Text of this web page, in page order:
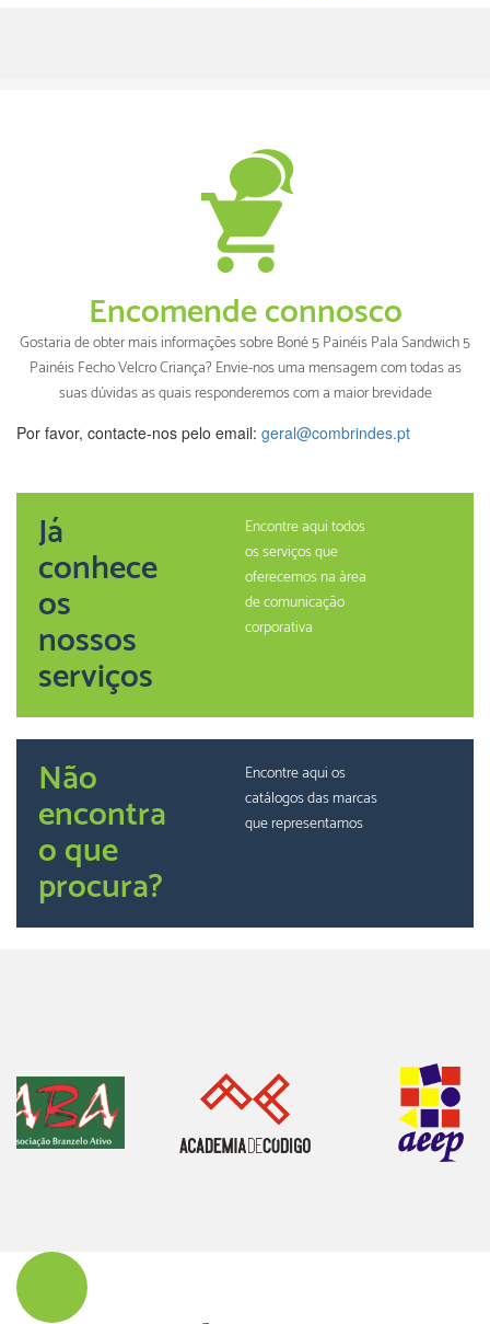
Encomende connosco
Gostaria de obter mais informações sobre Boné 5 Painéis Pala Sandwich 5
Painéis Fecho Velcro Criança? Envie-nos uma mensagem com todas as
suas dúvidas as quais responderemos com a maior brevidade
Por favor, contacte-nos pelo email: geral@combrindes.pt
Já
conhece
os
nossos
serviços
Encontre aqui todos
os serviços que
oferecemos na àrea
de comunicação
corporativa
Não
encontra
o que
procura?
Encontre aqui os
catálogos das marcas
que representamos